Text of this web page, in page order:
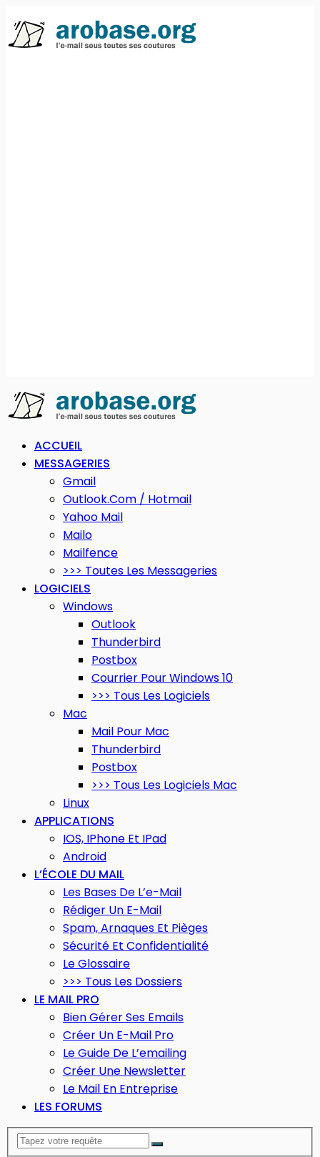
ACCUEIL
MESSAGERIES
Gmail
Outlook.com / Hotmail
Yahoo Mail
Mailo
Mailfence
>>> Toutes Les Messageries
LOGICIELS
Windows
Outlook
Thunderbird
Postbox
Courrier Pour Windows 10
>>> Tous Les Logiciels
Mac
Mail Pour Mac
Thunderbird
Postbox
>>> Tous Les Logiciels Mac
Linux
APPLICATIONS
IOS, IPhone Et IPad
Android
L’ÉCOLE DU MAIL
Les Bases De L’e-Mail
Rédiger Un E-Mail
Spam, Arnaques Et Pièges
Sécurité Et Confidentialité
Le Glossaire
>>> Tous Les Dossiers
LE MAIL PRO
Bien Gérer Ses Emails
Créer Un E-Mail Pro
Le Guide De L’emailing
Créer Une Newsletter
Le Mail En Entreprise
LES FORUMS